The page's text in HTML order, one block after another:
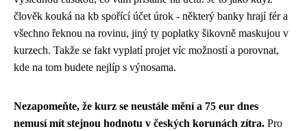
člověk kouká na kb spořící účet úrok - některý banky hrají fér a
všechno řeknou na rovinu, jiný ty poplatky šikovně maskujou v
kurzech. Takže se fakt vyplatí projet víc možností a porovnat,
kde na tom budete nejlíp s výnosama.
Nezapomeňte, že kurz se neustále mění a 75 eur dnes
nemusí mít stejnou hodnotu v českých korunách zítra. Pro